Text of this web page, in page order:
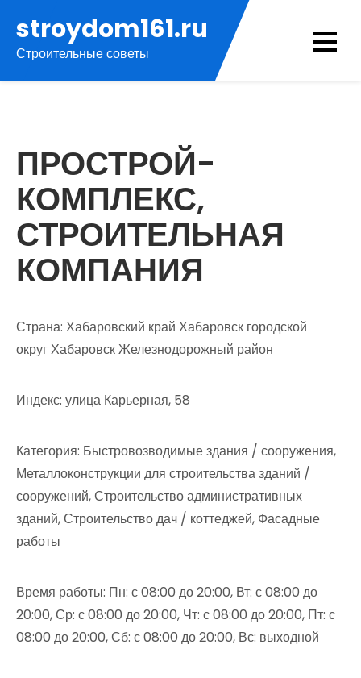
содержимому
stroydom161.ru
Строительные советы
ПРОСТРОЙ-
КОМПЛЕКС,
СТРОИТЕЛЬНАЯ
КОМПАНИЯ
Страна: Хабаровский край Хабаровск городской
округ Хабаровск Железнодорожный район
Индекс: улица Карьерная, 58
Категория: Быстровозводимые здания / сооружения,
Металлоконструкции для строительства зданий /
сооружений, Строительство административных
зданий, Строительство дач / коттеджей, Фасадные
работы
Время работы: Пн: с 08:00 до 20:00, Вт: с 08:00 до
20:00, Ср: с 08:00 до 20:00, Чт: с 08:00 до 20:00, Пт: с
08:00 до 20:00, Сб: с 08:00 до 20:00, Вс: выходной